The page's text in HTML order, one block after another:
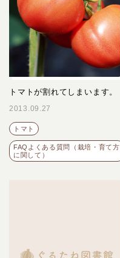
トマトが割れてしまいます。
2013.09.27
トマト
FAQよくある質問（栽培・育て方
に関して）